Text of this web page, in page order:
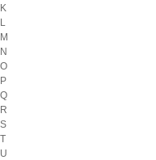
K
L
M
N
O
P
Q
R
S
T
U